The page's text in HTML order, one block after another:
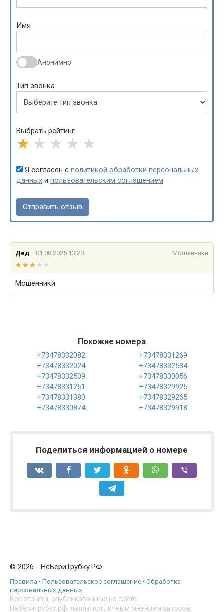
Имя
Анонимно
Тип звонка
Выбрать рейтинг
★ ★ ★ ★ ★
Я согласен с политикой обработки персональных
данных и пользовательским соглашением
Дед 01.08.2025 13:20 Мошенники
★★★★★
★★★★★
Мошенники
Похожие номера
+73478332082
+73478331269
+73478332024
+73478332534
+73478332509
+73478330056
+73478331251
+73478329925
+73478331380
+73478329265
+73478330874
+73478329918
Поделиться информацией о номере
© 2026 - НеБериТрубку.РФ
Правила · Пользовательское соглашение · Обработка
персональных данных
Все отзывы, опубликованные на сайте
Неберитрубку.рф, являются личным мнением авторов